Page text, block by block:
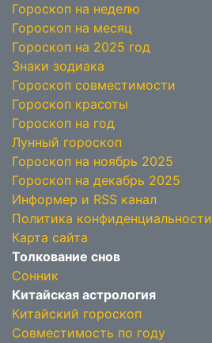
Гороскоп на неделю
Гороскоп на месяц
Гороскоп на 2025 год
Знаки зодиака
Гороскоп совместимости
Гороскоп красоты
Гороскоп на год
Лунный гороскоп
Гороскоп на ноябрь 2025
Гороскоп на декабрь 2025
Информер и RSS канал
Политика конфиденциальности
Карта сайта
Толкование снов
Сонник
Китайская астрология
Китайский гороскоп
Совместимость по году